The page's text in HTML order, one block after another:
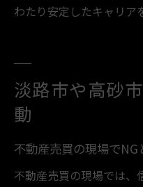
わたり安定したキャリア
淡路市や高砂
動
不動産売買の現場で
不動産売買の現場では、